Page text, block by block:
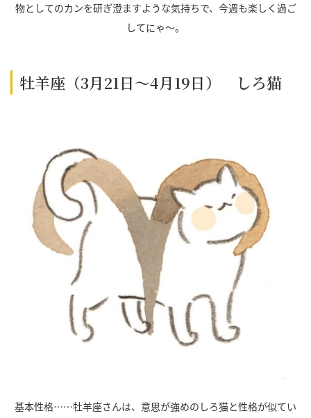
物としてのカンを研ぎ澄ますような気持ちで、今週も楽しく過ご
してにゃ～。
牡羊座（3月21日～4月19日） しろ猫
基本性格……牡羊座さんは、意思が強めのしろ猫と性格が似てい